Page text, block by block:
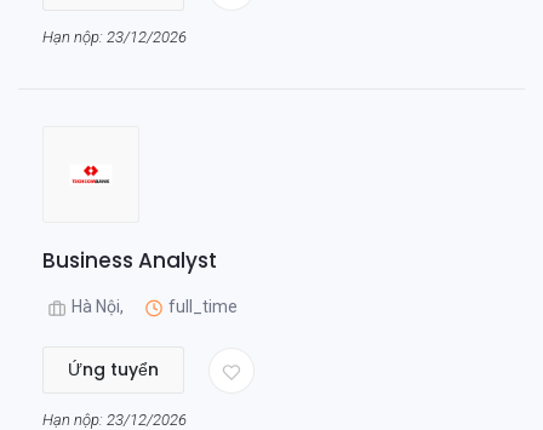
Hạn nộp: 23/12/2026
Business Analyst
Hà Nội, full_time
Ứng tuyển
Hạn nộp: 23/12/2026